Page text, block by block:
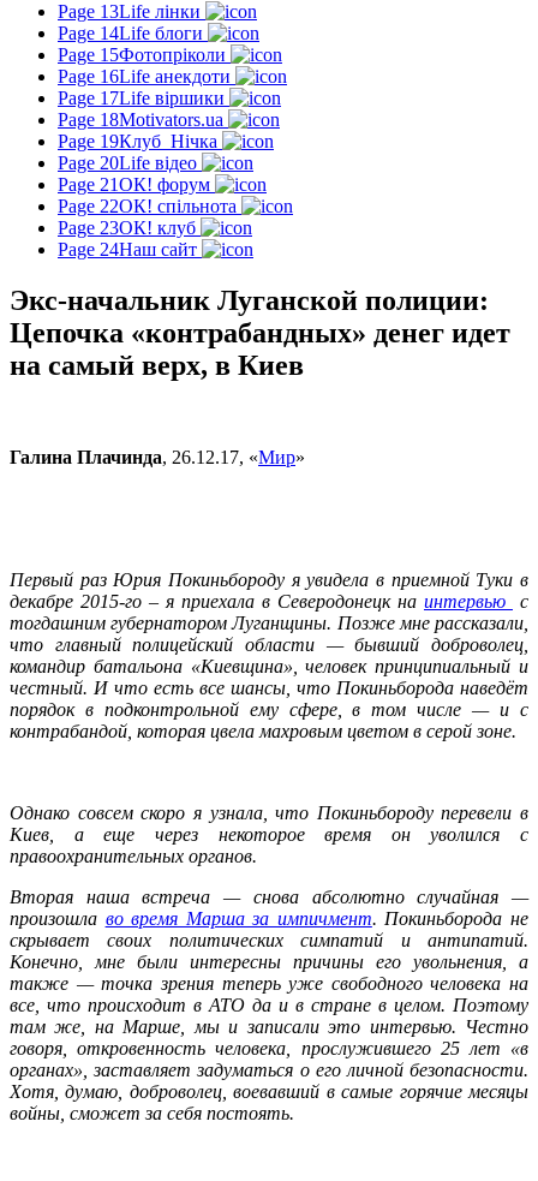
Page 13Life лінки
Page 14Life блоги
Page 15Фотопріколи
Page 16Life анекдоти
Page 17Life віршики
Page 18Motivators.ua
Page 19Клуб_Нічка
Page 20Life відео
Page 21ОК! форум
Page 22ОК! спільнота
Page 23ОК! клуб
Page 24Наш сайт
Экс-начальник Луганской полиции:
Цепочка «контрабандных» денег идет
на самый верх, в Киев
Галина Плачинда, 26.12.17, «Мир»
Первый раз Юрия Покиньбороду я увидела в приемной Туки в
декабре 2015-го – я приехала в Северодонецк на интервью
с
тогдашним губернатором Луганщины. Позже мне рассказали,
что главный полицейский области — бывший доброволец,
командир батальона «Киевщина», человек принципиальный и
честный. И что есть все шансы, что Покиньборода наведёт
порядок в подконтрольной ему сфере, в том числе — и с
контрабандой, которая цвела махровым цветом в серой зоне.
Однако совсем скоро я узнала, что Покиньбороду перевели в
Киев, а еще через некоторое время он уволился с
правоохранительных органов.
Вторая наша встреча — снова абсолютно случайная —
произошла во время Марша за импичмент. Покиньборода не
скрывает своих политических симпатий и антипатий.
Конечно, мне были интересны причины его увольнения, а
также — точка зрения теперь уже свободного человека на
все, что происходит в АТО да и в стране в целом. Поэтому
там же, на Марше, мы и записали это интервью. Честно
говоря, откровенность человека, прослужившего 25 лет «в
органах», заставляет задуматься о его личной безопасности.
Хотя, думаю, доброволец, воевавший в самые горячие месяцы
войны, сможет за себя постоять.